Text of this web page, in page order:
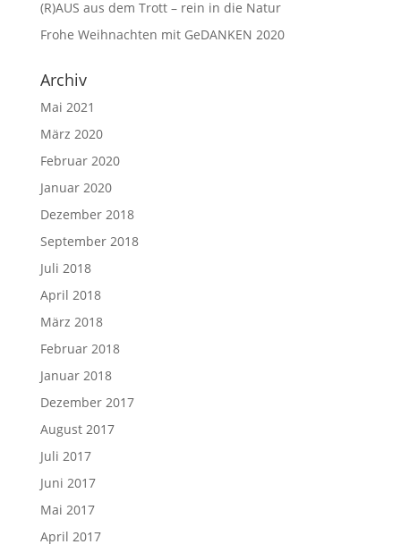
(R)AUS aus dem Trott – rein in die Natur
Frohe Weihnachten mit GeDANKEN 2020
Archiv
Mai 2021
März 2020
Februar 2020
Januar 2020
Dezember 2018
September 2018
Juli 2018
April 2018
März 2018
Februar 2018
Januar 2018
Dezember 2017
August 2017
Juli 2017
Juni 2017
Mai 2017
April 2017